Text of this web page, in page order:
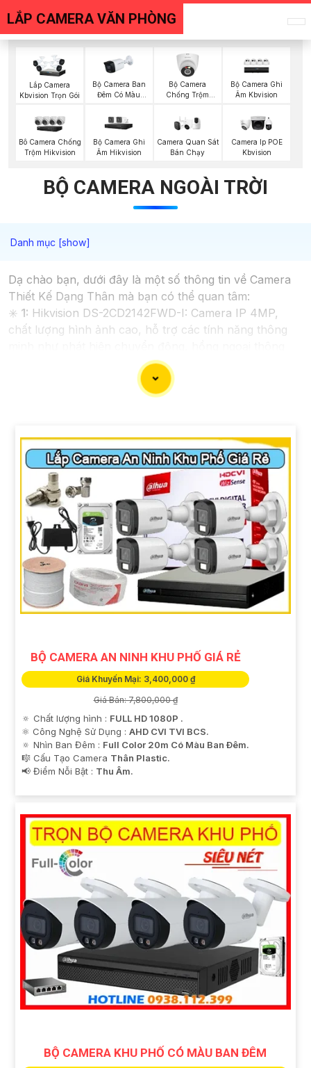
LẮP CAMERA VĂN PHÒNG
Lắp Camera
Kbvision Trọn Gói
Bộ Camera Ban
Đêm Có Màu
Bộ Camera
Chống Trộm
Bộ Camera Ghi
Âm Kbvision
Bô Camera Chống
Trộm Hikvision
Bộ Camera Ghi
Âm Hikvision
Camera Quan Sát
Bán Chạy
Camera Ip POE
Kbvision
BỘ CAMERA NGOÀI TRỜI
Dạ chào bạn, dưới đây là một số thông tin về Camera
Thiết Kế Dạng Thân mà bạn có thể quan tâm:
✳️ 1: Hikvision DS-2CD2142FWD-I: Camera IP 4MP,
chất lượng hình ảnh cao, hỗ trợ các tính năng thông
Dahua IPC-HDW4433C-A: Camera IP 4MP, công
nghệ Starlight cho hình ảnh màu ban đêm, chống
1.3MP, có khả năng quan sát trong điều kiện thiếu
sáng, chất lượng hình ảnh tốt, dễ sử dụng và lắp đặt.
Nhớ kiểm tra các yêu cầu kỹ thuật và tính năng mà
bạn cần trước khi lựa chọn camera phù hợp với nhu
cầu sử dụng của mình nhé. Nếu cần thêm thông tin chi
tiết hoặc hỗ trợ về sản phẩm, bạn có thể truy cập
trang web của nhà sản xuất hoặc liên hệ với các đơn vị
phân phối để được tư vấn cụ thể hơn. Chúc bạn tìm
được sản phẩm ưng ý!
BỘ CAMERA AN NINH KHU PHỐ GIÁ RẺ
Giá Khuyến Mại: 3,400,000 ₫
Giá Bán: 7,800,000 ₫
🔅 Chất lượng hình : FULL HD 1080P .
⚛️ Công Nghệ Sử Dụng : AHD CVI TVI BCS.
🔅 Nhìn Ban Đêm : Full Color 20m Có Màu Ban Ðêm.
🎼️ Cấu Tạo Camera Thân Plastic.
️📢 Điểm Nỗi Bật : Thu Âm.
BỘ CAMERA KHU PHỐ CÓ MÀU BAN ĐÊM